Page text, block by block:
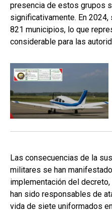
presencia de estos grupos
significativamente. En
821 municipios, lo que
considerable para las
Las consecuencias de la
militares se han
implementación del
han sido responsables de
vida de siete uniformados